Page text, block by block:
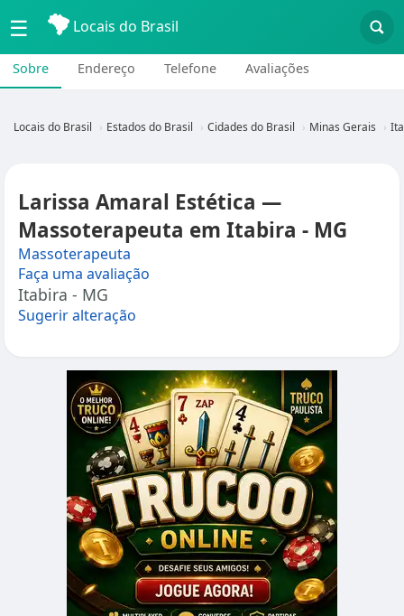
☰ Locais do Brasil
Sobre Endereço Telefone Avaliações
Locais do Brasil Estados do Brasil Cidades do Brasil Minas Gerais
Larissa Amaral Estética —
Massoterapeuta em Itabira - MG
Massoterapeuta
Faça uma avaliação
Itabira - MG
Sugerir alteração